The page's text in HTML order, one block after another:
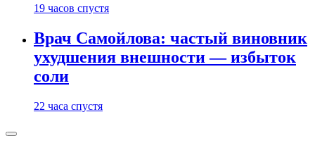
19 часов спустя
Врач Самойлова: частый виновник
ухудшения внешности — избыток
соли
22 часа спустя